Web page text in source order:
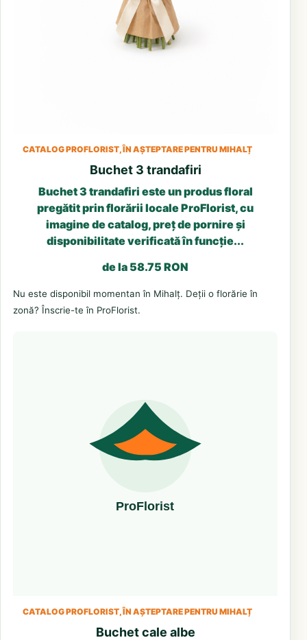
CATALOG PROFLORIST, ÎN AȘTEPTARE PENTRU MIHALȚ
Buchet 3 trandafiri
Buchet 3 trandafiri este un produs floral
pregătit prin florării locale ProFlorist, cu
imagine de catalog, preț de pornire și
disponibilitate verificată în funcție...
de la 58.75 RON
Nu este disponibil momentan în Mihalț. Deții o florărie în
zonă? Înscrie-te în ProFlorist.
CATALOG PROFLORIST, ÎN AȘTEPTARE PENTRU MIHALȚ
Buchet cale albe